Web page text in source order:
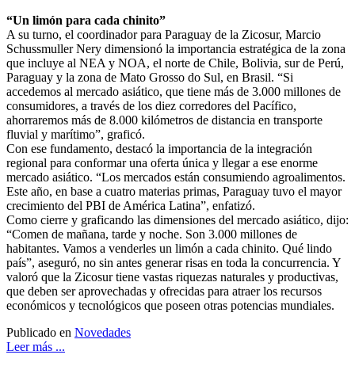
“Un limón para cada chinito”
A su turno, el coordinador para Paraguay de la Zicosur, Marcio
Schussmuller Nery dimensionó la importancia estratégica de la zona
que incluye al NEA y NOA, el norte de Chile, Bolivia, sur de Perú,
Paraguay y la zona de Mato Grosso do Sul, en Brasil. “Si
accedemos al mercado asiático, que tiene más de 3.000 millones de
consumidores, a través de los diez corredores del Pacífico,
ahorraremos más de 8.000 kilómetros de distancia en transporte
fluvial y marítimo”, graficó.
Con ese fundamento, destacó la importancia de la integración
regional para conformar una oferta única y llegar a ese enorme
mercado asiático. “Los mercados están consumiendo agroalimentos.
Este año, en base a cuatro materias primas, Paraguay tuvo el mayor
crecimiento del PBI de América Latina”, enfatizó.
Como cierre y graficando las dimensiones del mercado asiático, dijo:
“Comen de mañana, tarde y noche. Son 3.000 millones de
habitantes. Vamos a venderles un limón a cada chinito. Qué lindo
país”, aseguró, no sin antes generar risas en toda la concurrencia. Y
valoró que la Zicosur tiene vastas riquezas naturales y productivas,
que deben ser aprovechadas y ofrecidas para atraer los recursos
económicos y tecnológicos que poseen otras potencias mundiales.
Publicado en Novedades
Leer más ...